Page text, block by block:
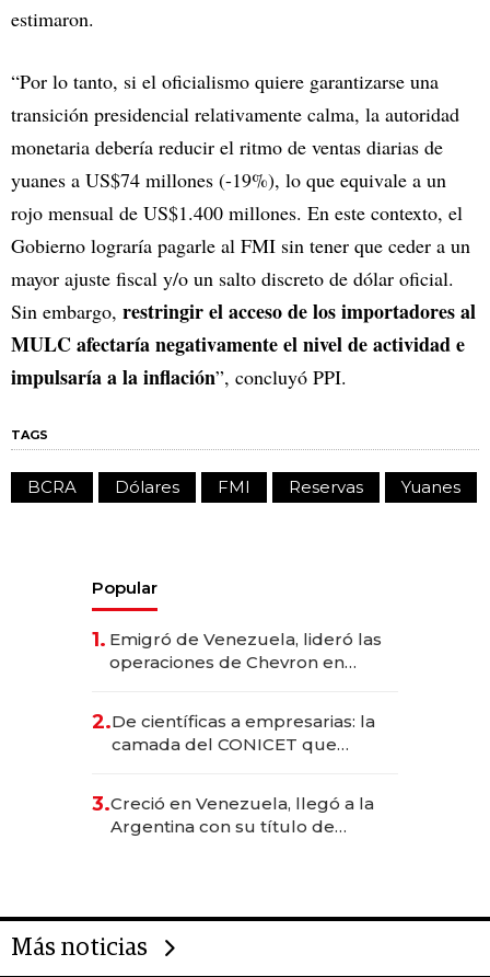
estimaron.
“Por lo tanto, si el oficialismo quiere garantizarse una
transición presidencial relativamente calma, la autoridad
monetaria debería reducir el ritmo de ventas diarias de
yuanes a US$74 millones (-19%), lo que equivale a un
rojo mensual de US$1.400 millones. En este contexto, el
Gobierno lograría pagarle al FMI sin tener que ceder a un
mayor ajuste fiscal y/o un salto discreto de dólar oficial.
Sin embargo, restringir el acceso de los importadores al
MULC afectaría negativamente el nivel de actividad e
impulsaría a la inflación”, concluyó PPI.
TAGS
BCRA Dólares FMI Reservas Yuanes
Popular
1. Emigró de Venezuela, lideró las
operaciones de Chevron en
2.De científicas a empresarias: la
camada del CONICET que
3.Creció en Venezuela, llegó a la
Argentina con su título de
Más noticias